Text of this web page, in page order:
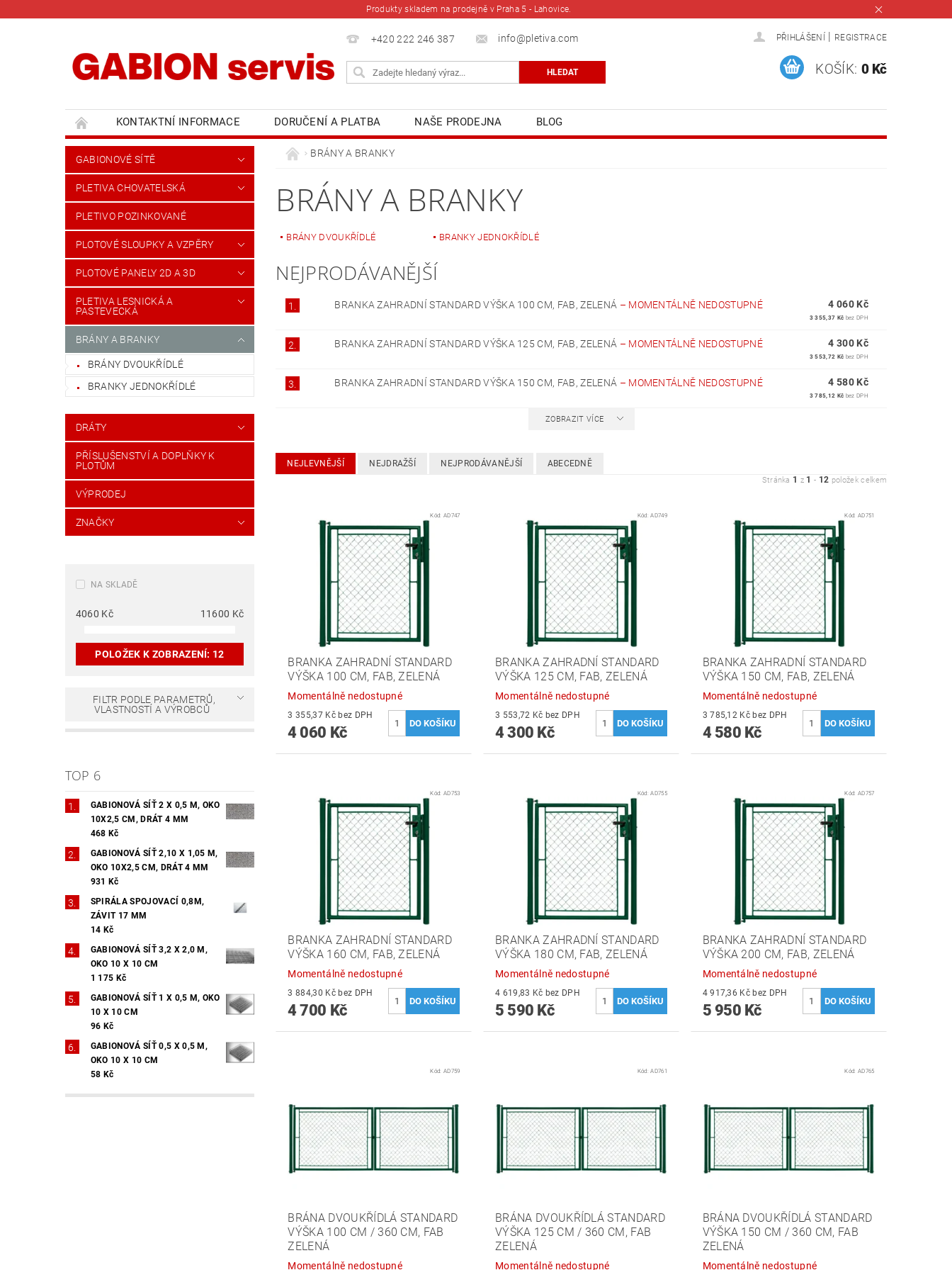
Produkty skladem na prodejně v Praha 5 - Lahovice.
+420 222 246 387 info@pletiva.com PŘIHLÁŠENÍ REGISTRACE
KOŠÍK: 0 Kč
KONTAKTNÍ INFORMACE DORUČENÍ A PLATBA NAŠE PRODEJNA BLOG
GABIONOVÉ SÍTĚ
PLETIVA CHOVATELSKÁ
PLETIVO POZINKOVANÉ
PLOTOVÉ SLOUPKY A VZPĚRY
PLOTOVÉ PANELY 2D A 3D
PLETIVA LESNICKÁ A
PASTEVECKÁ
BRÁNY A BRANKY
BRÁNY DVOUKŘÍDLÉ
BRANKY JEDNOKŘÍDLÉ
DRÁTY
PŘÍSLUŠENSTVÍ A DOPLŇKY K
PLOTŮM
VÝPRODEJ
ZNAČKY
NA SKLADĚ
4060 Kč 11600 Kč
POLOŽEK K ZOBRAZENÍ: 12
FILTR PODLE PARAMETRŮ,
VLASTNOSTÍ A VÝROBCŮ
TOP 6
GABIONOVÁ SÍŤ 2 X 0,5 M, OKO
10X2,5 CM, DRÁT 4 MM
468 Kč
GABIONOVÁ SÍŤ 2,10 X 1,05 M,
OKO 10X2,5 CM, DRÁT 4 MM
931 Kč
SPIRÁLA SPOJOVACÍ 0,8M,
ZÁVIT 17 MM
14 Kč
GABIONOVÁ SÍŤ 3,2 X 2,0 M,
OKO 10 X 10 CM
1 175 Kč
GABIONOVÁ SÍŤ 1 X 0,5 M, OKO
10 X 10 CM
96 Kč
GABIONOVÁ SÍŤ 0,5 X 0,5 M,
OKO 10 X 10 CM
58 Kč
BRÁNY A BRANKY
BRÁNY A BRANKY
BRÁNY DVOUKŘÍDLÉ BRANKY JEDNOKŘÍDLÉ
NEJPRODÁVANĚJŠÍ
1. BRANKA ZAHRADNÍ STANDARD VÝŠKA 100 CM, FAB, ZELENÁ – MOMENTÁLNĚ NEDOSTUPNÉ 4 060 Kč
3 355,37 Kč bez DPH
2. BRANKA ZAHRADNÍ STANDARD VÝŠKA 125 CM, FAB, ZELENÁ – MOMENTÁLNĚ NEDOSTUPNÉ 4 300 Kč
3 553,72 Kč bez DPH
3. BRANKA ZAHRADNÍ STANDARD VÝŠKA 150 CM, FAB, ZELENÁ – MOMENTÁLNĚ NEDOSTUPNÉ 4 580 Kč
3 785,12 Kč bez DPH
ZOBRAZIT VÍCE
NEJLEVNĚJŠÍ NEJDRAŽŠÍ NEJPRODÁVANĚJŠÍ ABECEDNĚ
Stránka 1 z 1 - 12 položek celkem
Kód: AD747
BRANKA ZAHRADNÍ STANDARD
VÝŠKA 100 CM, FAB, ZELENÁ
Momentálně nedostupné
3 355,37 Kč bez DPH
4 060 Kč
Kód:AD749
BRANKA ZAHRADNÍ STANDARD
VÝŠKA 125 CM, FAB, ZELENÁ
Momentálně nedostupné
3 553,72 Kč bez DPH
4 300 Kč
Kód:AD751
BRANKA ZAHRADNÍ STANDARD
VÝŠKA 150 CM, FAB, ZELENÁ
Momentálně nedostupné
3 785,12 Kč bez DPH
4 580 Kč
Kód: AD753
BRANKA ZAHRADNÍ STANDARD
VÝŠKA 160 CM, FAB, ZELENÁ
Momentálně nedostupné
3 884,30 Kč bez DPH
4 700 Kč
Kód:AD755
BRANKA ZAHRADNÍ STANDARD
VÝŠKA 180 CM, FAB, ZELENÁ
Momentálně nedostupné
4 619,83 Kč bez DPH
5 590 Kč
Kód:AD757
BRANKA ZAHRADNÍ STANDARD
VÝŠKA 200 CM, FAB, ZELENÁ
Momentálně nedostupné
4 917,36 Kč bez DPH
5 950 Kč
Kód: AD759
BRÁNA DVOUKŘÍDLÁ STANDARD
VÝŠKA 100 CM / 360 CM, FAB
ZELENÁ
Momentálně nedostupné
Kód:AD761
BRÁNA DVOUKŘÍDLÁ STANDARD
VÝŠKA 125 CM / 360 CM, FAB
ZELENÁ
Momentálně nedostupné
Kód:AD765
BRÁNA DVOUKŘÍDLÁ STANDARD
VÝŠKA 150 CM / 360 CM, FAB
ZELENÁ
Momentálně nedostupné